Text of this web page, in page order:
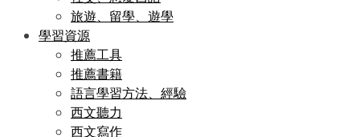
旅遊、留學、遊學
學習資源
推薦工具
推薦書籍
語言學習方法、經驗
西文聽力
西文寫作